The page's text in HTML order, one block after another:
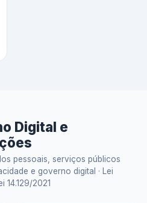
Digital e
pessoais, serviços públicos
e governo digital · Lei
14.129/2021